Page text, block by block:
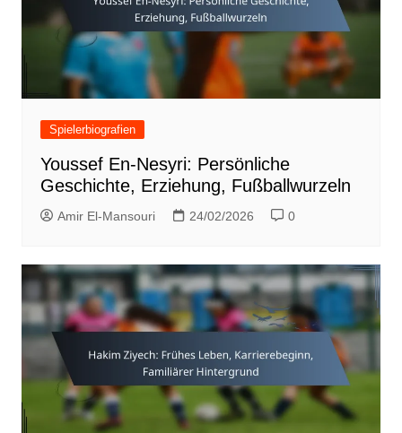
Spielerbiografien
Youssef En-Nesyri: Persönliche
Geschichte, Erziehung, Fußballwurzeln
Amir El-Mansouri 24/02/2026 0